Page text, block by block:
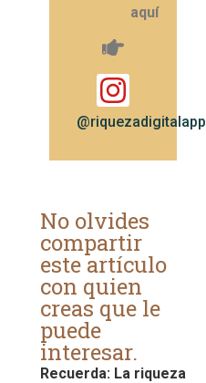
aquí
@riquezadigitalapp
No olvides
compartir
este artículo
con quien
creas que le
puede
interesar.
Recuerda: La riqueza